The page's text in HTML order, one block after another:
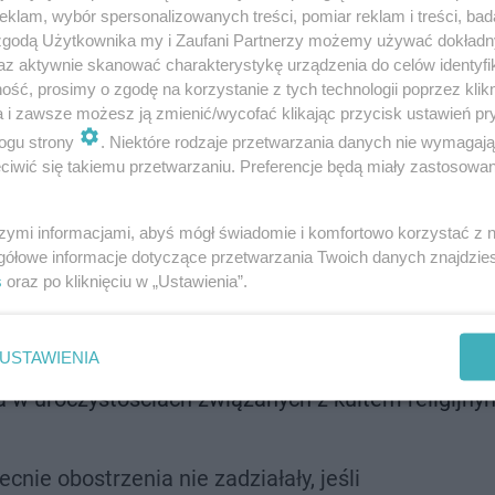
konferencji. Premier Mateusz Morawiecki
jakie zasady w niej obowiązują:Strefa czerwona
[LISTA]
4-8 wprowadzona będzie nauka zdalna od
w godzinach 8-16 tylko pod opieką osób
i restauracji (na razie na 2 tygodnie).
do 5 osób.
dokończenia turnusów).
z wyjątkiem: działalności zawodowej,
w uroczystościach związanych z kultem
obostrzenia nie zadziałały, jeśli
wybór spersonalizowanych treści, pomiar reklam i treści,
Użytkownika my i Zaufani Partnerzy możemy używać
aktywnie skanować charakterystykę urządzenia do celów
prosimy o zgodę na korzystanie z tych technologii poprzez
i zawsze możesz ją zmienić/wycofać klikając przycisk ustawień
strony
. Niektóre rodzaje przetwarzania danych nie
się takiemu przetwarzaniu. Preferencje będą miały
informacjami, abyś mógł świadomie i komfortowo korzystać z
informacje dotyczące przetwarzania Twoich danych
oraz po kliknięciu w „Ustawienia”.
USTAWIENIA